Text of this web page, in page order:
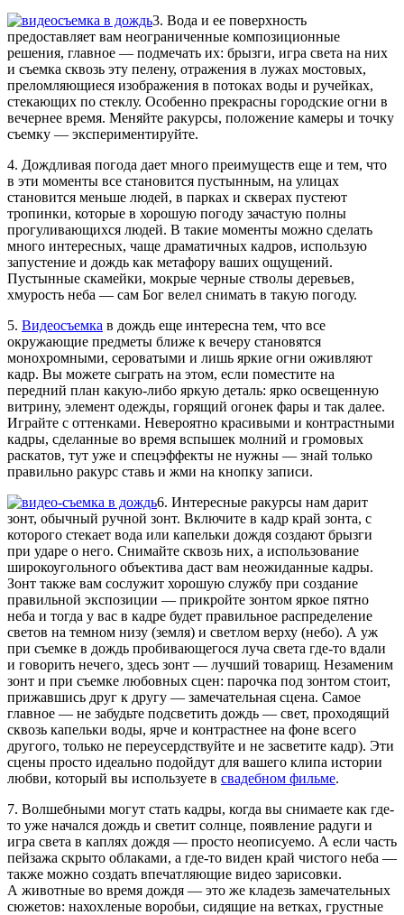
3. Вода и ее поверхность
предоставляет вам неограниченные композиционные
решения, главное — подмечать их: брызги, игра света на них
и съемка сквозь эту пелену, отражения в лужах мостовых,
преломляющиеся изображения в потоках воды и ручейках,
стекающих по стеклу. Особенно прекрасны городские огни в
вечернее время. Меняйте ракурсы, положение камеры и точку
съемку — экспериментируйте.
4. Дождливая погода дает много преимуществ еще и тем, что
в эти моменты все становится пустынным, на улицах
становится меньше людей, в парках и скверах пустеют
тропинки, которые в хорошую погоду зачастую полны
прогуливающихся людей. В такие моменты можно сделать
много интересных, чаще драматичных кадров, использую
запустение и дождь как метафору ваших ощущений.
Пустынные скамейки, мокрые черные стволы деревьев,
хмурость неба — сам Бог велел снимать в такую погоду.
5. Видеосъемка в дождь еще интересна тем, что все
окружающие предметы ближе к вечеру становятся
монохромными, сероватыми и лишь яркие огни оживляют
кадр. Вы можете сыграть на этом, если поместите на
передний план какую-либо яркую деталь: ярко освещенную
витрину, элемент одежды, горящий огонек фары и так далее.
Играйте с оттенками. Невероятно красивыми и контрастными
кадры, сделанные во время вспышек молний и громовых
раскатов, тут уже и спецэффекты не нужны — знай только
правильно ракурс ставь и жми на кнопку записи.
6. Интересные ракурсы нам дарит
зонт, обычный ручной зонт. Включите в кадр край зонта, с
которого стекает вода или капельки дождя создают брызги
при ударе о него. Снимайте сквозь них, а использование
широкоугольного объектива даст вам неожиданные кадры.
Зонт также вам сослужит хорошую службу при создание
правильной экспозиции — прикройте зонтом яркое пятно
неба и тогда у вас в кадре будет правильное распределение
светов на темном низу (земля) и светлом верху (небо). А уж
при съемке в дождь пробивающегося луча света где-то вдали
и говорить нечего, здесь зонт — лучший товарищ. Незаменим
зонт и при съемке любовных сцен: парочка под зонтом стоит,
прижавшись друг к другу — замечательная сцена. Самое
главное — не забудьте подсветить дождь — свет, проходящий
сквозь капельки воды, ярче и контрастнее на фоне всего
другого, только не переусердствуйте и не засветите кадр). Эти
сцены просто идеально подойдут для вашего клипа истории
любви, который вы используете в свадебном фильме.
7. Волшебными могут стать кадры, когда вы снимаете как где-
то уже начался дождь и светит солнце, появление радуги и
игра света в каплях дождя — просто неописуемо. А если часть
пейзажа скрыто облаками, а где-то виден край чистого неба —
также можно создать впечатляющие видео зарисовки.
А животные во время дождя — это же кладезь замечательных
сюжетов: нахохленые воробьи, сидящие на ветках, грустные